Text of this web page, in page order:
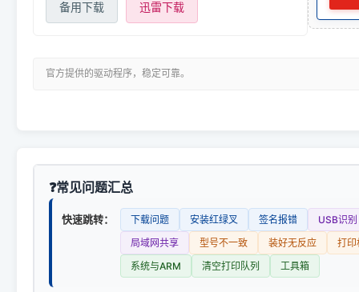
备用下载 迅雷下载
官方提供的驱动程序，稳定可靠。
常见问题汇总
快速跳转： 下载问题 安装红绿叉 签名报错
USB识别
局域网共享
型号不一致 装好无反应
打印
系统与ARM
清空打印队列 工具箱